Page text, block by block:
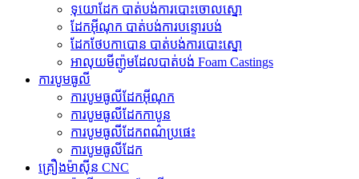
ទុយោដែក បាត់បង់ការបោះចោលស្នោ
ដែកអ៊ីណុក បាត់បង់ការបន្ទោរបង់
ដែកថែបកាបោន បាត់បង់ការបោះស្នោ
អាលុយមីញ៉ូមដែលបាត់បង់ Foam Castings
ការបូមធូលី
ការបូមធូលីដែកអ៊ីណុក
ការបូមធូលីដែកកាបូន
ការបូមធូលីដែកពណ៌ប្រផេះ
ការបូមធូលីដែក
គ្រឿងម៉ាស៊ីន CNC